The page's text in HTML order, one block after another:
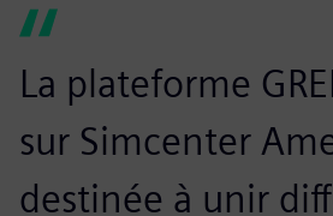
La plateforme
sur Simcenter
destinée à unir